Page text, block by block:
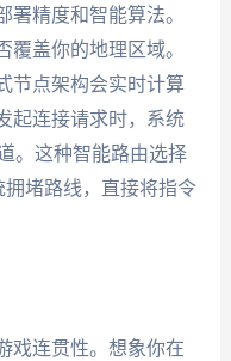
精度和智能算法。
盖你的地理区域。
节点架构会实时计算
起连接请求时，系统
。这种智能路由选择
堵路线，直接将指令
戏连贯性。想象你在